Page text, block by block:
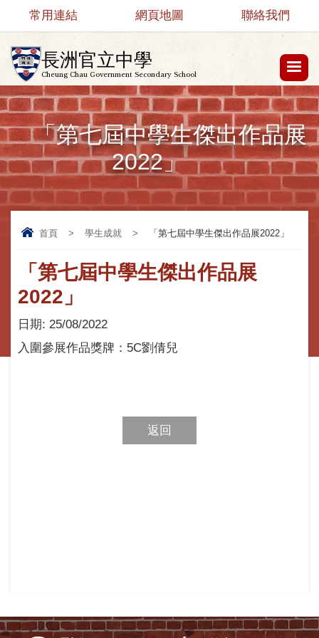
長洲官立中學
Cheung Chau Government Secondary School
常用連結 網頁地圖 聯絡我們
「第七屆中學生傑出作品展
2022」
首頁 > 學生成就 > 「第七屆中學生傑出作品展2022」
「第七屆中學生傑出作品展
2022」
日期: 25/08/2022
入圍參展作品獎牌：5C劉倩兒
返回